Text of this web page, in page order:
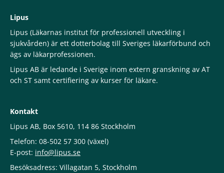
Lipus
Lipus (Läkarnas institut för professionell utveckling i
sjukvården) är ett dotterbolag till Sveriges läkarförbund och
ägs av läkarprofessionen.
Lipus AB är ledande i Sverige inom extern granskning av AT
och ST samt certifiering av kurser för läkare.
Kontakt
Lipus AB, Box 5610, 114 86 Stockholm
Telefon: 08-502 57 300 (växel)
E-post: info@lipus.se
Besöksadress: Villagatan 5, Stockholm